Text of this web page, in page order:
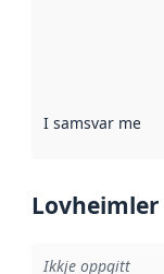
I samsvar med
Lovheimler
Ikkje oppgitt